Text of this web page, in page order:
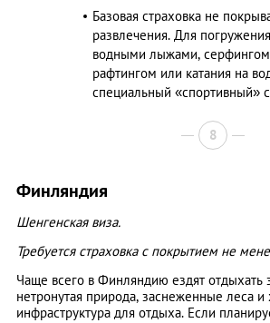
Базовая страховка не
развлечения. Для
водными лыжами,
рафтингом или катания на
специальный «спортивный»
8
Финляндия
Шенгенская виза.
Требуется страховка с покрытием не
Чаще всего в Финляндию ездят отдыхать
нетронутая природа, заснеженные леса
инфраструктура для отдыха. Если